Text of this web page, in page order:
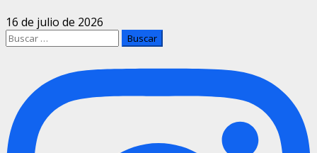
16 de julio de 2026
Buscar: